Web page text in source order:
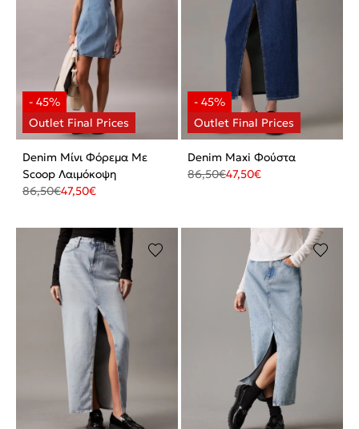
Denim Μίνι Φόρεμα Με
Scoop Λαιμόκοψη
86,50€47,50€
Denim Maxi Φούστα
86,50€47,50€